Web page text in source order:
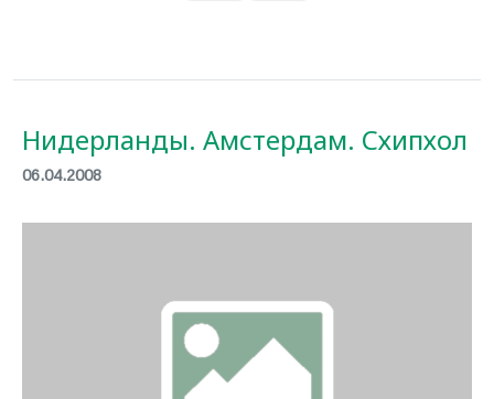
Нидерланды. Амстердам. Схипхол
06.04.2008